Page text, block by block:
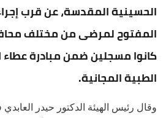
المفتوح لمرضى من مختلف
كانوا مسجلين ضمن مبادرة عطاء
الطبية المجانية.
وقال رئيس الهيئة الدكتور حيدر